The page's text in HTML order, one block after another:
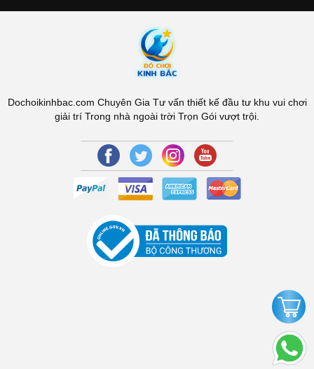
Dochoikinhbac.com Chuyên Gia Tư vấn thiết kế đầu tư khu vui chơi
giải trí Trong nhà ngoài trời Trọn Gói vượt trội.